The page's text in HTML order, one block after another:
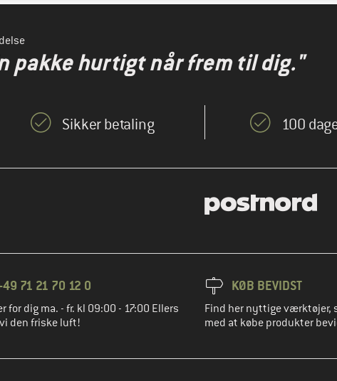
pakke hurtigt når frem til dig."
Sikker betaling 100
71 21 70 12 0
for dig ma. - fr. kl 09:00 - 17:00 Ellers
den friske luft!
KØB BEVIDST
Find her nyttige værktøjer,
med at købe produkter